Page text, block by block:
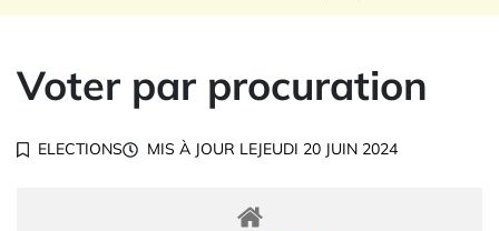
Voter par procuration
ELECTIONS MIS À JOUR LEJEUDI 20 JUIN 2024